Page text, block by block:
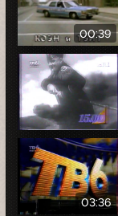
00:39
03:36